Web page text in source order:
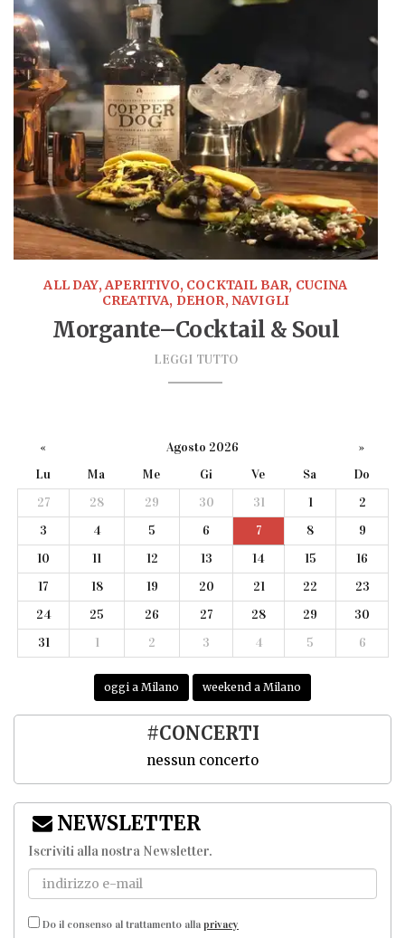
ALL DAY, APERITIVO, COCKTAIL BAR, CUCINA
CREATIVA, DEHOR, NAVIGLI
Morgante–Cocktail & Soul
LEGGI TUTTO
« Agosto 2026
»
Lu
Ma Me Gi Ve Sa
Do
27
28 29 30 31 1
2
3
4 5 6 7 8
9
10
11 12 13 14 15
16
17
18 19 20 21 22
23
24
25 26 27 28 29
30
31
1 2 3 4 5 6
oggi a Milano weekend a Milano
#CONCERTI
nessun concerto
NEWSLETTER
Iscriviti alla nostra Newsletter.
Do il consenso al trattamento alla privacy